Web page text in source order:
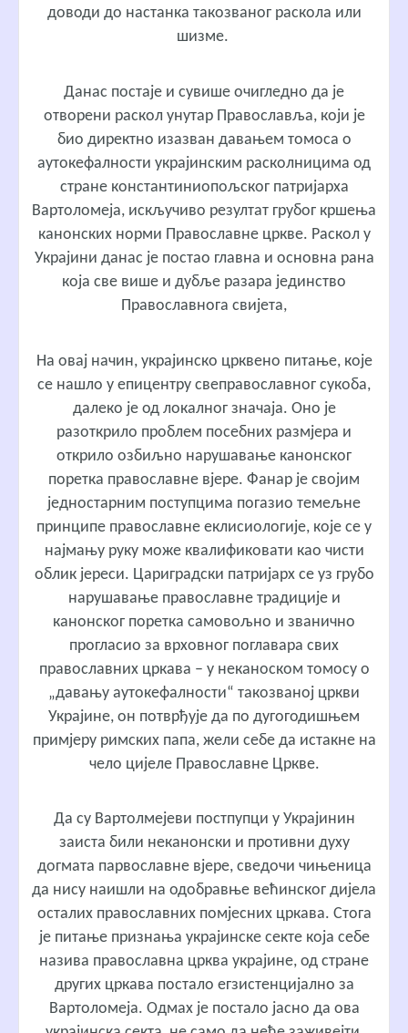
доводи до настанка такозваног раскола или
шизме.
Данас постаје и сувише очигледно да је
отворени раскол унутар Православља, који је
био директно изазван давањем томоса о
аутокефалности украјинским расколницима од
стране константиниопољског патријарха
Вартоломеја, искључиво резултат грубог кршења
канонских норми Православне цркве. Раскол у
Украјини данас је постао главна и основна рана
која све више и дубље разара јединство
Православнога свијета,
На овај начин, украјинско црквено питање, које
се нашло у епицентру свеправославног сукоба,
далеко је од локалног значаја. Оно је
разоткрило проблем посебних размјера и
открило озбиљно нарушавање канонског
поретка православне вјере. Фанар је својим
једностарним поступцима погазио темељне
принципе православне еклисиологије, које се у
најмању руку може квалификовати као чисти
облик јереси. Цариградски патријарх се уз грубо
нарушавање православне традиције и
канонског поретка самовољно и званично
прогласио за врховног поглавара свих
православних цркава – у неканоском томосу о
„давању аутокефалности“ такозваној цркви
Украјине, он потврђује да по дугогодишњем
примјеру римских папа, жели себе да истакне на
чело цијеле Православне Цркве.
Да су Вартолмејеви постпупци у Украјинин
заиста били неканонски и противни духу
догмата парвославне вјере, сведочи чињеница
да нису наишли на одобравње већинског дијела
осталих православних помјесних цркава. Стога
је питање признања украјинске секте која себе
назива православна црква украјине, од стране
других цркава постало егзистенцијално за
Вартоломеја. Одмах је постало јасно да ова